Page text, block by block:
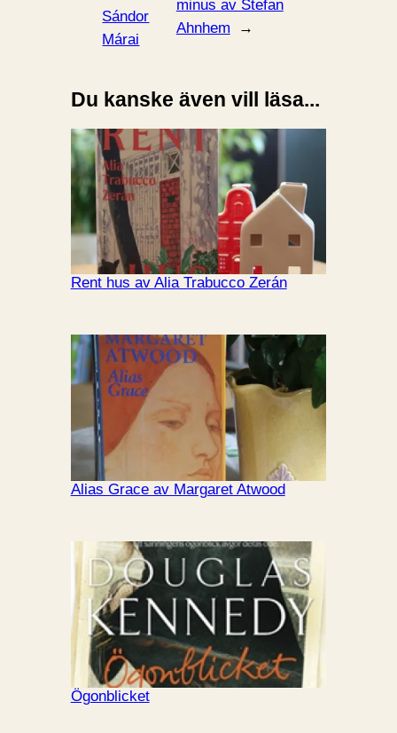
Sándor
Márai
minus av Stefan
Ahnhem
→
Du kanske även vill läsa...
Rent hus av Alia Trabucco Zerán
Alias Grace av Margaret Atwood
Ögonblicket